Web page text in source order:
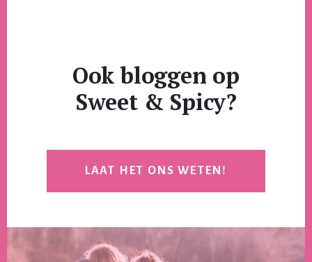
Ook bloggen op
Sweet & Spicy?
LAAT HET ONS WETEN!